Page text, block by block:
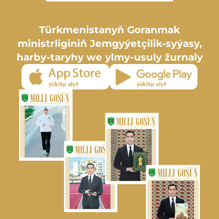
Türkmenistanyň Goranmak
ministrliginiň Jemgyýetçilik-syýasy,
harby-taryhy we ylmy-usuly žurnaly